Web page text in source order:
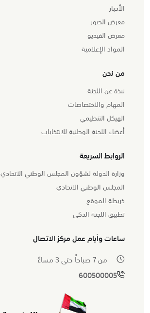
الأخبار
معرض الصور
معرض الفيديو
المواد الإعلامية
من نحن
نبذة عن اللجنة
المهام والاختصاصات
الهيكل التنظيمي
أعضاء اللجنة الوطنية للانتخابات
الروابط السريعة
وزارة الدولة لشؤون المجلس الوطني الاتحادي
المجلس الوطني الاتحادي
خريطة الموقع
تطبيق اللجنة الذكي
ساعات وأيام عمل مركز الاتصال
من 7 صباحاً حتى 3 مساءً
600500005